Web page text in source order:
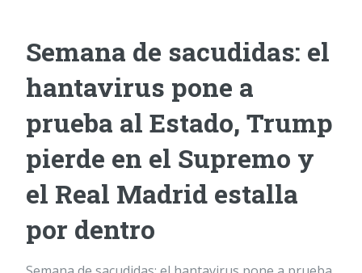
Semana de sacudidas: el
hantavirus pone a
prueba al Estado, Trump
pierde en el Supremo y
el Real Madrid estalla
por dentro